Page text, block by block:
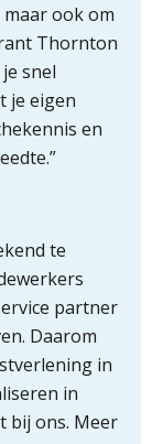
ook om
Thornton
snel
je eigen
en
te
partner
Daarom
in
in
bij ons. Meer
de druk niet van
Dit wel.
subsidie voor
is
of the Year
kom je er
bij de